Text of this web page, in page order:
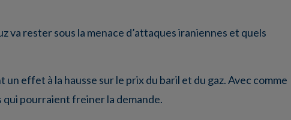
va rester sous la menace d’attaques iraniennes et quels
effet à la hausse sur le prix du baril et du gaz. Avec comme
pourraient freiner la demande.